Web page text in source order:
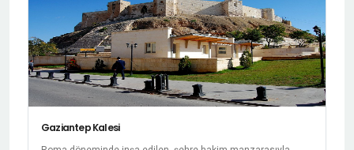
Gaziantep Kalesi